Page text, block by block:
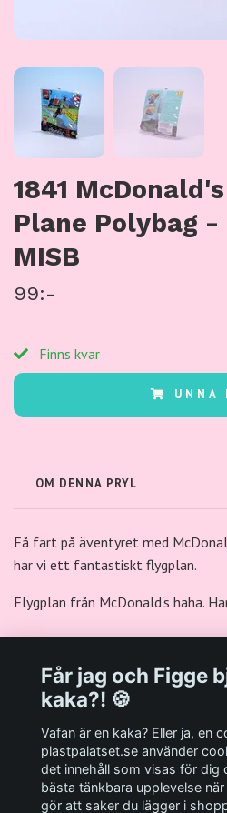
1841
Plane Polybag -
MISB
99:-
Finns kvar
UNNA
OM DENNA PRYL
Få fart på äventyret med
har vi ett fantastiskt flygplan.
Flygplan från McDonald's haha.
Andra viktiga länkar:
Får jag och Figge
kaka?! 🍪
Vafan är en kaka? Eller ja, en
plastpalatset.se använder
det innehåll som visas för dig
bästa tänkbara upplevelse
gör att saker du lägger i